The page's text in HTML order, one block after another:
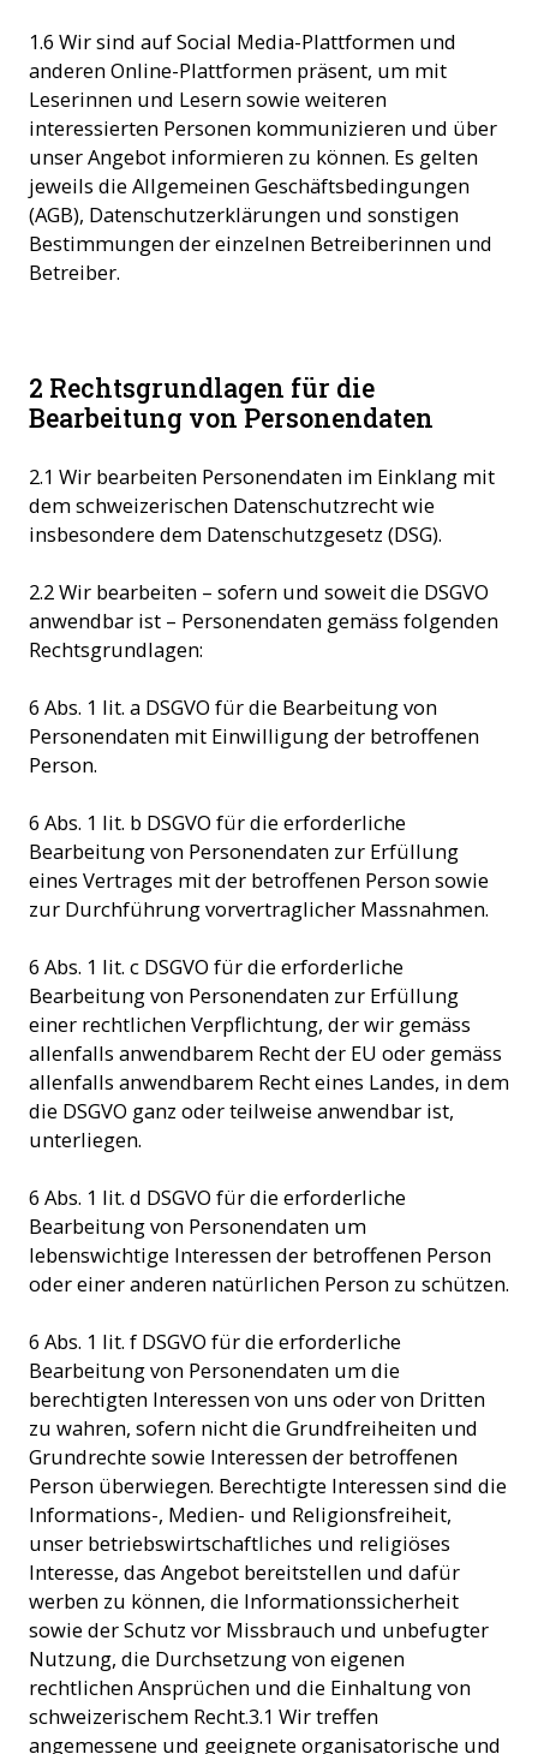
1.6 Wir sind auf Social Media-Plattformen und
anderen Online-Plattformen präsent, um mit
Leserinnen und Lesern sowie weiteren
interessierten Personen kommunizieren und über
unser Angebot informieren zu können. Es gelten
jeweils die Allgemeinen Geschäftsbedingungen
(AGB), Datenschutzerklärungen und sonstigen
Bestimmungen der einzelnen Betreiberinnen und
Betreiber.
2 Rechtsgrundlagen für die
Bearbeitung von Personendaten
2.1 Wir bearbeiten Personendaten im Einklang mit
dem schweizerischen Datenschutzrecht wie
insbesondere dem Datenschutzgesetz (DSG).
2.2 Wir bearbeiten – sofern und soweit die DSGVO
anwendbar ist – Personendaten gemäss folgenden
Rechtsgrundlagen:
6 Abs. 1 lit. a DSGVO für die Bearbeitung von
Personendaten mit Einwilligung der betroffenen
Person.
6 Abs. 1 lit. b DSGVO für die erforderliche
Bearbeitung von Personendaten zur Erfüllung
eines Vertrages mit der betroffenen Person sowie
zur Durchführung vorvertraglicher Massnahmen.
6 Abs. 1 lit. c DSGVO für die erforderliche
Bearbeitung von Personendaten zur Erfüllung
einer rechtlichen Verpflichtung, der wir gemäss
allenfalls anwendbarem Recht der EU oder gemäss
allenfalls anwendbarem Recht eines Landes, in dem
die DSGVO ganz oder teilweise anwendbar ist,
unterliegen.
6 Abs. 1 lit. d DSGVO für die erforderliche
Bearbeitung von Personendaten um
lebenswichtige Interessen der betroffenen Person
oder einer anderen natürlichen Person zu schützen.
6 Abs. 1 lit. f DSGVO für die erforderliche
Bearbeitung von Personendaten um die
berechtigten Interessen von uns oder von Dritten
zu wahren, sofern nicht die Grundfreiheiten und
Grundrechte sowie Interessen der betroffenen
Person überwiegen. Berechtigte Interessen sind die
Informations-, Medien- und Religionsfreiheit,
unser betriebswirtschaftliches und religiöses
Interesse, das Angebot bereitstellen und dafür
werben zu können, die Informationssicherheit
sowie der Schutz vor Missbrauch und unbefugter
Nutzung, die Durchsetzung von eigenen
rechtlichen Ansprüchen und die Einhaltung von
schweizerischem Recht.3.1 Wir treffen
angemessene und geeignete organisatorische und